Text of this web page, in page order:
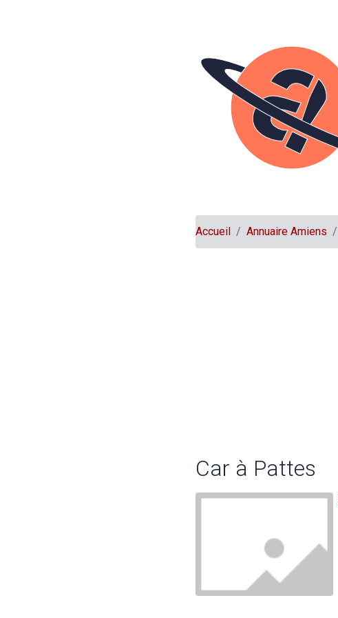
Accueil Annuaire Amiens
Car à Pattes